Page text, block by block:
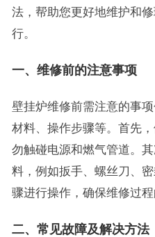
法，帮助您更好地维护和
行。
一、维修前的注意事项
壁挂炉维修前需注意的事
材料、操作步骤等。首先
勿触碰电源和燃气管道。
料，例如扳手、螺丝刀、
骤进行操作，确保维修过程
二、常见故障及解决方法